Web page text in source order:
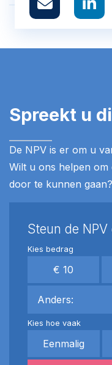
Spreekt u
De NPV is er om u
Wilt u ons helpen om
door te kunnen gaan?
Steun de
Kies bedrag
€ 10
Anders:
Kies hoe vaak
Eenmalig